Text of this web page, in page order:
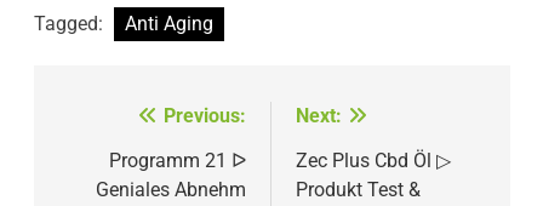
Tagged: Anti Aging
Beitragsnavigation
Previous:
Programm 21 ᐅ
Geniales Abnehm
Next:
Zec Plus Cbd Öl ▷
Produkt Test &